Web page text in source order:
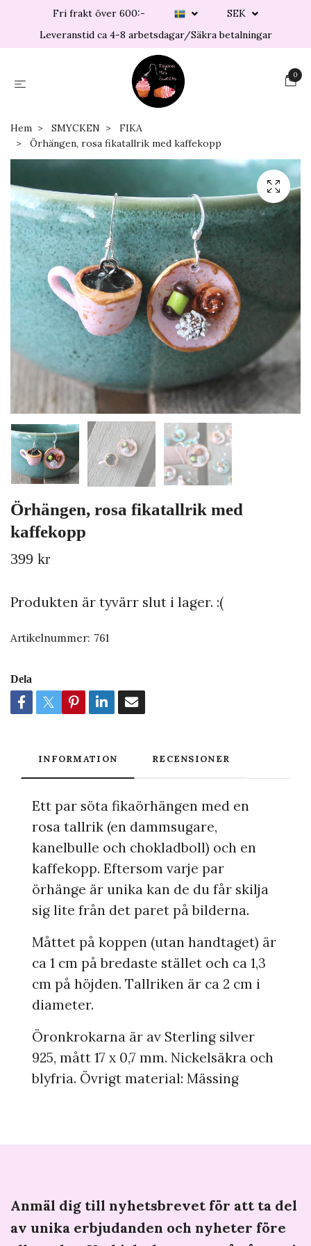
Fri frakt över 600:-
SEK
Leveranstid ca 4-8 arbetsdagar/Säkra betalningar
0
Hem SMYCKEN
FIKA
Örhängen, rosa fikatallrik med kaffekopp
Örhängen, rosa fikatallrik med
kaffekopp
399 kr
Produkten är tyvärr slut i lager. :(
Artikelnummer: 761
Dela
INFORMATION RECENSIONER
Ett par söta fikaörhängen med en
rosa tallrik (en dammsugare,
kanelbulle och chokladboll) och en
kaffekopp. Eftersom varje par
örhänge är unika kan de du får skilja
sig lite från det paret på bilderna.
Måttet på koppen (utan handtaget) är
ca 1 cm på bredaste stället och ca 1,3
cm på höjden. Tallriken är ca 2 cm i
diameter.
Öronkrokarna är av Sterling silver
925, mått 17 x 0,7 mm. Nickelsäkra och
blyfria. Övrigt material: Mässing
Anmäl dig till nyhetsbrevet för att ta del
av unika erbjudanden och nyheter före